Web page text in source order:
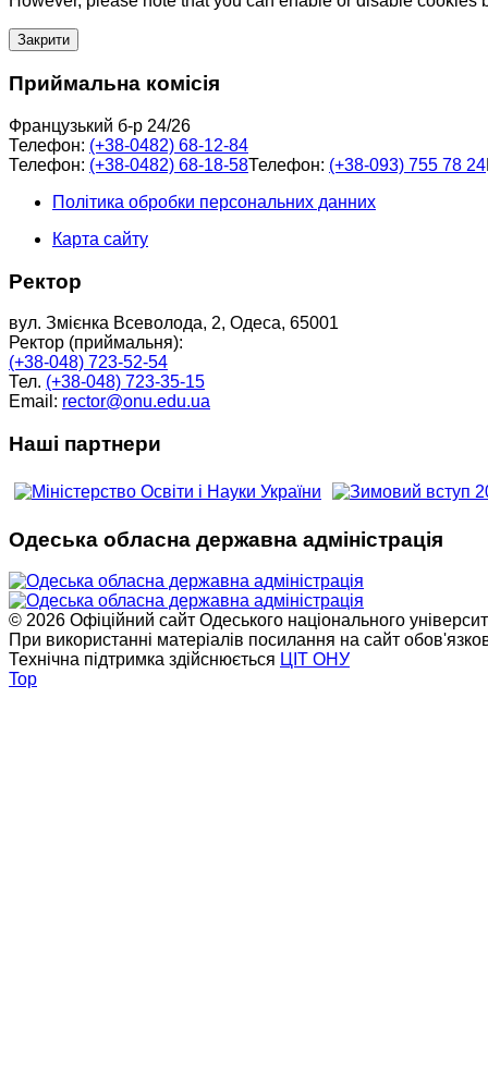
Закрити
Приймальна комісія
Французький б-р 24/26
Телефон: (+38-0482) 68-12-84
Телефон: (+38-0482) 68-18-58Телефон: (+38-093) 755 78 24
Політика обробки персональних данних
Карта сайту
Ректор
вул. Змієнка Всеволода, 2, Одеса, 65001
Ректор (приймальня):
(+38-048) 723-52-54
Тел. (+38-048) 723-35-15
Email: rector@onu.edu.ua
Наші партнери
Одеська обласна державна адміністрація
© 2026 Офіційний сайт Одеського національного
При використанні матеріалів посилання на сайт
Технічна підтримка здійснюється ЦІТ ОНУ
Top